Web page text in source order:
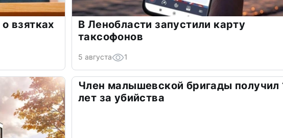
взятках
В Ленобласти запустили карту
таксофонов
5 августа 1
Член малышевской бригады получил
лет за убийства